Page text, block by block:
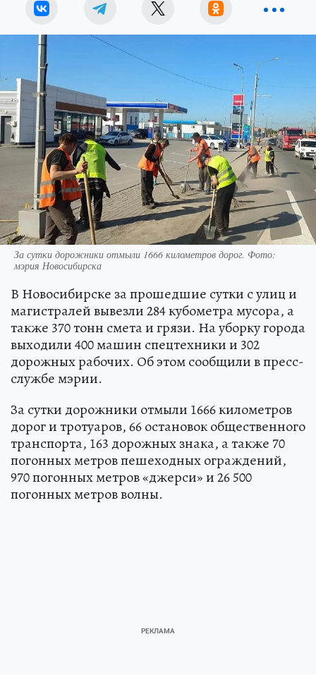
За сутки дорожники отмыли 1666 километров дорог. Фото:
мэрия Новосибирска
В Новосибирске за прошедшие сутки с улиц и
магистралей вывезли 284 кубометра мусора, а
также 370 тонн смета и грязи. На уборку города
выходили 400 машин спецтехники и 302
дорожных рабочих. Об этом сообщили в пресс-
службе мэрии.
За сутки дорожники отмыли 1666 километров
дорог и тротуаров, 66 остановок общественного
транспорта, 163 дорожных знака, а также 70
погонных метров пешеходных ограждений,
970 погонных метров «джерси» и 26 500
погонных метров волны.